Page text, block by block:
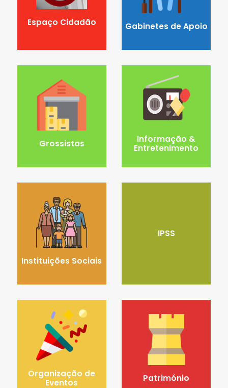
Espaço Cidadão Gabinetes de Apoio
Grossistas
Informação &
Entretenimento
Instituições Sociais
IPSS
Organização de
Eventos
Património